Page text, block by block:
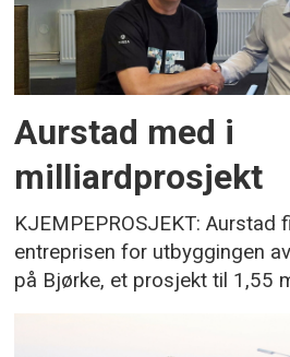
Aurstad med i
milliardprosjekt
KJEMPEPROSJEKT: Aurstad
entreprisen for utbyggingen
på Bjørke, et prosjekt til 1,55